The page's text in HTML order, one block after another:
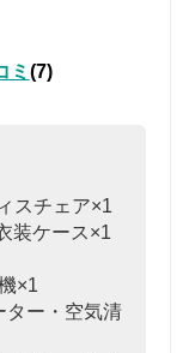
ミ (7)
スチェア×1
装ケース×1
×1
ター・空気清